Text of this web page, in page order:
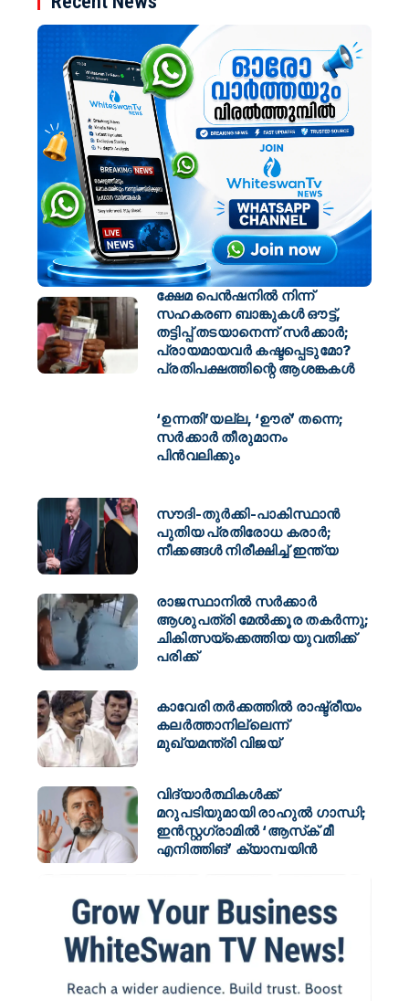
ക്ഷേമ പെൻഷനിൽ നിന്ന്
സഹകരണ ബാങ്കുകൾ ഔട്ട്,
തട്ടിപ്പ് തടയാനെന്ന് സർക്കാർ;
പ്രായമായവർ കഷ്ടപ്പെടുമോ?
പ്രതിപക്ഷത്തിന്റെ ആശങ്കകൾ
‘ഉന്നതി’യല്ല, ‘ഊര്’ തന്നെ;
സർക്കാർ തീരുമാനം
പിൻവലിക്കും
സൗദി-തുർക്കി-പാകിസ്ഥാൻ
പുതിയ പ്രതിരോധ കരാർ;
നീക്കങ്ങൾ നിരീക്ഷിച്ച് ഇന്ത്യ
രാജസ്ഥാനിൽ സർക്കാർ
ആശുപത്രി മേൽക്കൂര തകർന്നു;
ചികിത്സയ്ക്കെത്തിയ യുവതിക്ക്
പരിക്ക്
കാവേരി തർക്കത്തിൽ രാഷ്ട്രീയം
കലർത്താനില്ലെന്ന്
മുഖ്യമന്ത്രി വിജയ്
വിദ്യാര്‍ത്ഥികൾക്ക്
മറുപടിയുമായി രാഹുല്‍ ഗാന്ധി;
ഇന്‍സ്റ്റഗ്രാമില്‍ ‘ആസ്‌ക് മീ
എനിത്തിങ്’ ക്യാമ്പയിന്‍